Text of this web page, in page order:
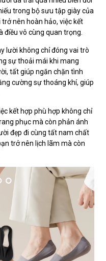
trong bộ sưu tập giày của
nên hoàn hảo, việc kết
điều vô cùng quan trọng.
lười không chỉ đóng vai trò
sự thoải mái khi mang
tất giúp ngăn chặn tình
cường sự thoáng khí, giúp
kết hợp phù hợp không chỉ
phục mà còn phản ánh
đẹp đi cùng tất nam chất
trở nên lịch lãm mà còn